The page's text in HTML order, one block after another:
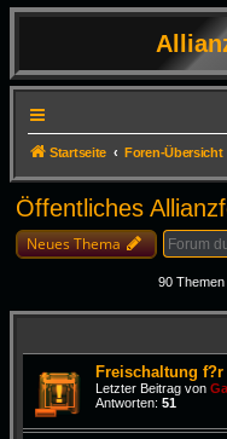
Startseite Foren-Übersicht
Öffentliches
Neues Thema
90 Themen
Freischaltung
Letzter Beitrag von
Antworten: 51